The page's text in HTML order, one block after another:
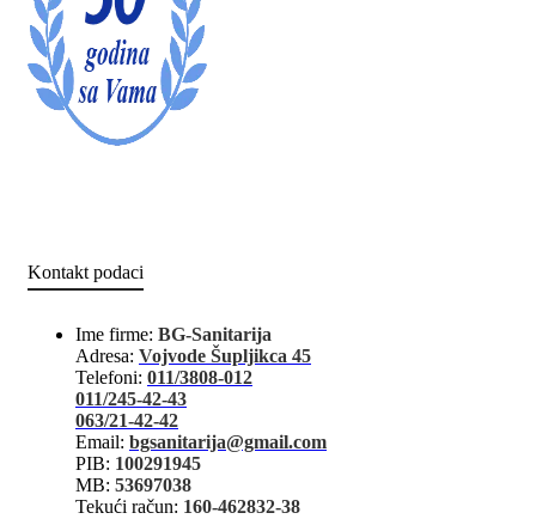
Kontakt podaci
Ime firme: BG-Sanitarija
Adresa: Vojvode Šupljikca 45
Telefoni: 011/3808-012
011/245-42-43
063/21-42-42
Email: bgsanitarija@gmail.com
PIB: 100291945
MB: 53697038
Tekući račun: 160-462832-38